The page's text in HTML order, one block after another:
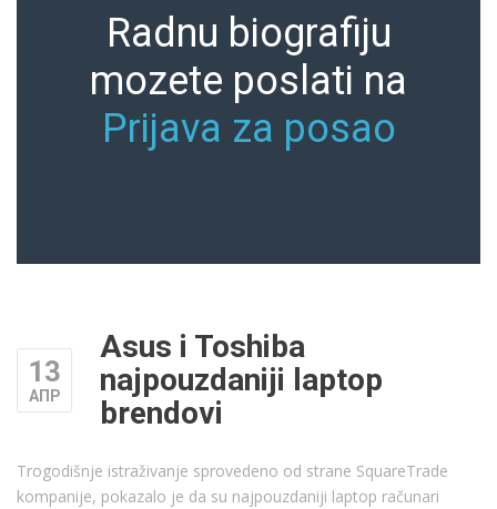
Radnu biografiju
mozete poslati na
Prijava za posao
13
АПР
Asus i Toshiba
najpouzdaniji laptop
brendovi
Trogodišnje istraživanje sprovedeno od strane SquareTrade
kompanije, pokazalo je da su najpouzdaniji laptop računari